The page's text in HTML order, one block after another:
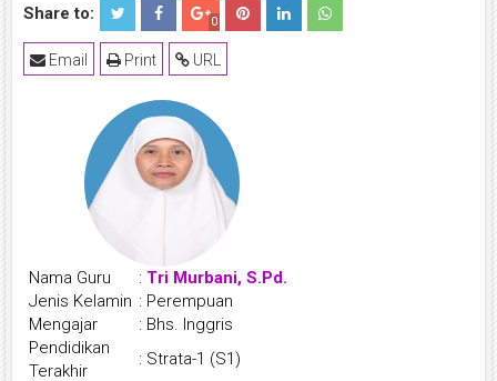
Share to: 0
URL
Print
Email
Nama Guru : Tri Murbani, S.Pd.
Jenis Kelamin : Perempuan
Mengajar
: Bhs. Inggris
Pendidikan
Terakhir
: Strata-1 (S1)